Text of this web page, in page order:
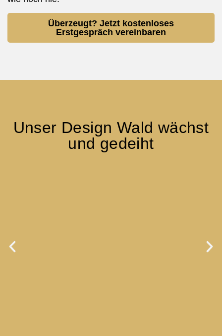
Überzeugt? Jetzt kostenloses
Erstgespräch vereinbaren
Unser Design Wald wächst
und gedeiht